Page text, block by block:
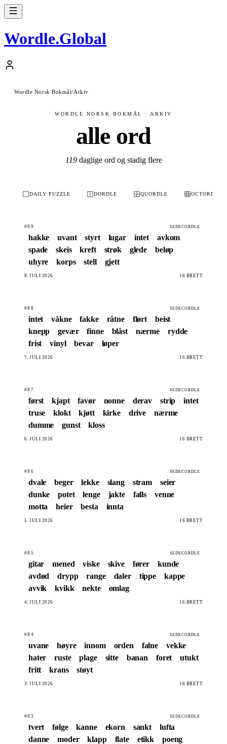
Wordle.Global
Wordle Norsk Bokmål/Arkiv
WORDLE NORSK BOKMÅL · ARKIV
alle ord
119daglige ord og stadig flere
DAILY PUZZLE DORDLE QUORDLE OCTORDLE
#89 SEDECORDLE
hakke uvant styrt lugar intet
avkom
spade
skeis kreft strøk glede
beløp
uhyre
korps stell gjett
8. JULI 2026 16 BRETT
#88 SEDECORDLE
intet våkne fakke råtne flørt
beist
knepp
gevær finne blåst nærme
rydde
frist
vinyl bevar løper
7. JULI 2026 16 BRETT
#87 SEDECORDLE
først kjapt favør nonne derav strip
intet
truse
klokt kjøtt kirke drive
nærme
dumme
gunst kloss
6. JULI 2026 16 BRETT
#86 SEDECORDLE
dvale beger lekke slang stram
seier
dunke
potet lenge jakte falls
venne
motta
heier besta innta
5. JULI 2026 16 BRETT
#85 SEDECORDLE
gitar mened viske skive fører
kunde
avdød
drypp range daler tippe
kappe
avvik
kvikk nekte omlag
4. JULI 2026 16 BRETT
#84 SEDECORDLE
uvane høyre innom orden falne
vekke
hater
ruste plage sitte banan foret
utukt
fritt
krans støyt
3. JULI 2026 16 BRETT
#83 SEDECORDLE
tvert følge kanne ekorn sankt
lufta
danne
moder klapp flate etikk
poeng